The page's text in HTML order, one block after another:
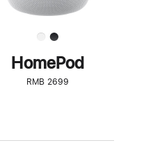
HomePod
RMB 2699